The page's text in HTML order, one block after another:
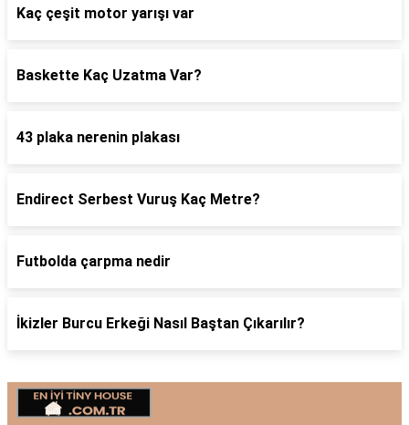
Kaç çeşit motor yarışı var
Baskette Kaç Uzatma Var?
43 plaka nerenin plakası
Endirect Serbest Vuruş Kaç Metre?
Futbolda çarpma nedir
İkizler Burcu Erkeği Nasıl Baştan Çıkarılır?